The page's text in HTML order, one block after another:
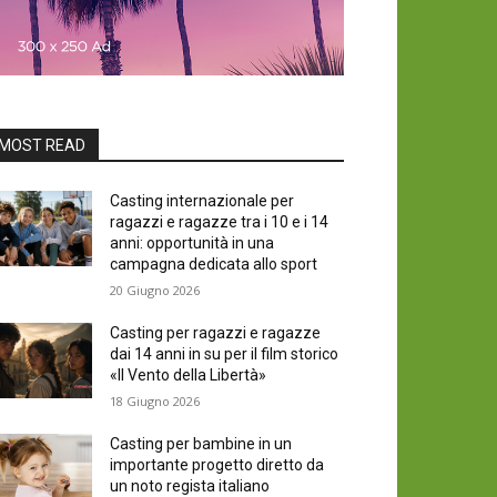
READ
Casting internazionale per
ragazzi e ragazze tra i 10 e i 14
anni: opportunità in una
campagna dedicata allo sport
20 Giugno 2026
Casting per ragazzi e ragazze
dai 14 anni in su per il film storico
«Il Vento della Libertà»
18 Giugno 2026
Casting per bambine in un
importante progetto diretto da
un noto regista italiano